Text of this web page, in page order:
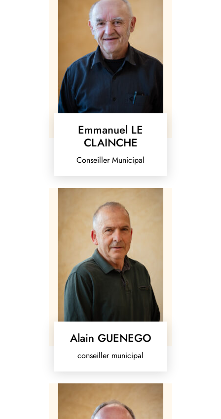
Emmanuel LE
CLAINCHE
Conseiller Municipal
Alain GUENEGO
conseiller municipal